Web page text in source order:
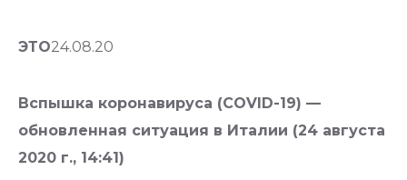
ЭТО24.08.20
Вспышка коронавируса (COVID-19) —
обновленная ситуация в Италии (24 августа
2020 г., 14:41)